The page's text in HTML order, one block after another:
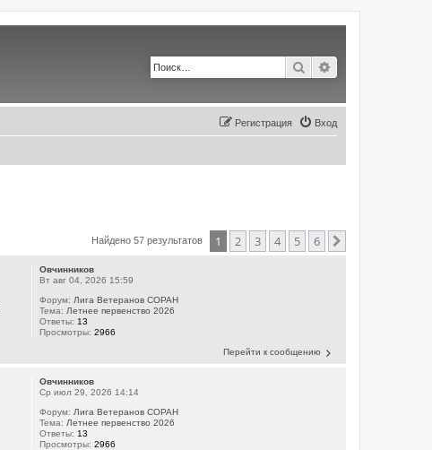
Поиск
Вход
Регистрация
Найдено 57 результатов 1 2 3 4 5 6
Овчинников
Вт авг 04, 2026 15:59
Форум: Лига Ветеранов СОРАН
Тема: Летнее первенство 2026
Ответы: 13
Просмотры:2966
Перейти к сообщению
Овчинников
Ср июл 29, 2026 14:14
Форум: Лига Ветеранов СОРАН
Тема: Летнее первенство 2026
Ответы: 13
Просмотры:2966